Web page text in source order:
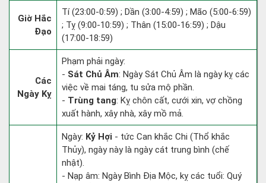
Giờ Hắc
Đạo
Tí (23:00-0:59) ; Dần (3:00-4:59) ; Mão (5:00-6:59)
; Tỵ (9:00-10:59) ; Thân (15:00-16:59) ; Dậu
(17:00-18:59)
Các
Ngày Kỵ
Phạm phải ngày:
- Sát Chủ Âm: Ngày Sát Chủ Âm là ngày kỵ các
việc về mai táng, tu sửa mộ phần.
- Trùng tang: Kỵ chôn cất, cưới xin, vợ chồng
xuất hành, xây nhà, xây mồ mả.
Ngày: Kỷ Hợi - tức Can khắc Chi (Thổ khắc
Thủy), ngày này là ngày cát trung bình (chế
nhật).
- Nạp âm: Ngày Bình Địa Mộc, kỵ các tuổi: Quý